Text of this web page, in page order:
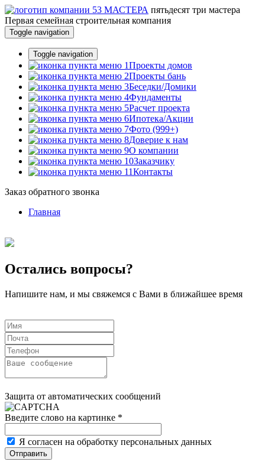
пятьдесят три мастера
Первая семейная строительная компания
Toggle navigation
Toggle navigation
Проекты домов
Проекты бань
Беседки/Домики
Фундаменты
Расчет проекта
Ипотека/Акции
Фото (999+)
Доверие к нам
О компании
Заказчику
Контакты
Заказ обратного звонка
Главная
Остались вопросы?
Напишите нам, и мы свяжемся с Вами в ближайшее время
Защита от автоматических сообщений
Введите слово на картинке *
Я согласен на обработку персональных данных